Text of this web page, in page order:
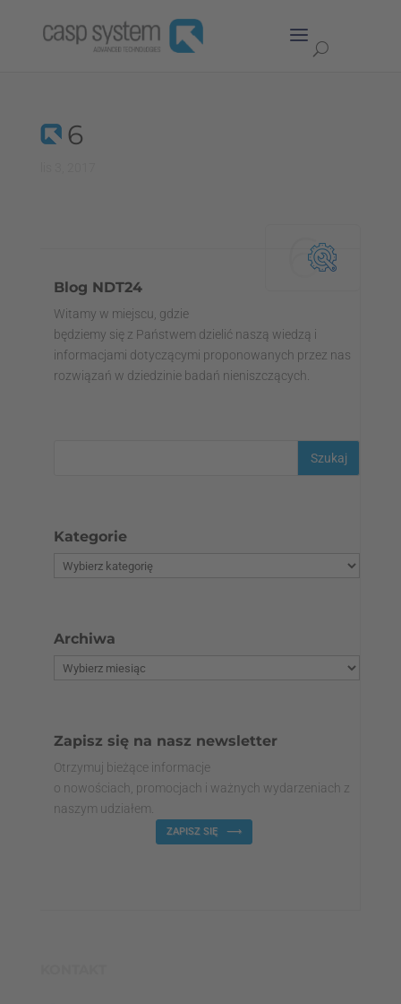
6
Blog NDT24
Witamy w miejscu, gdzie
będziemy się z Państwem dzielić naszą wiedzą i
informacjami dotyczącymi proponowanych przez nas
rozwiązań w dziedzinie badań nieniszczących.
Kategorie
Archiwa
Zapisz się na nasz newsletter
Otrzymuj bieżące informacje
o nowościach, promocjach i ważnych wydarzeniach z
naszym udziałem.
ZAPISZ SIĘ